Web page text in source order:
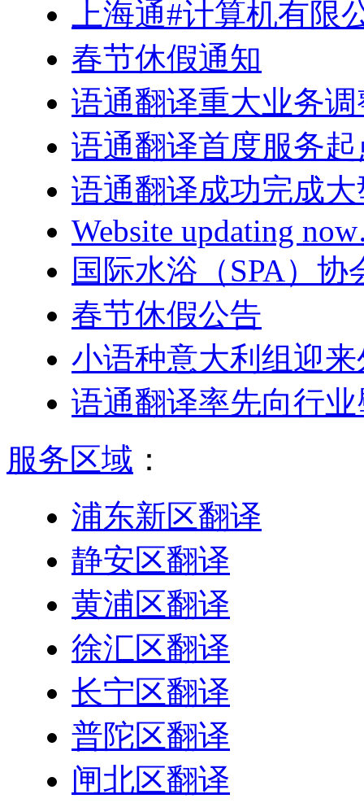
上海通#计算机有限
春节休假通知
语通翻译重大业务调
语通翻译首度服务
语通翻译成功完成
Website updating
国际水浴（SPA）
春节休假公告
小语种意大利组迎
语通翻译率先向行
服务区域 ：
浦东新区翻译
静安区翻译
黄浦区翻译
徐汇区翻译
长宁区翻译
普陀区翻译
闸北区翻译